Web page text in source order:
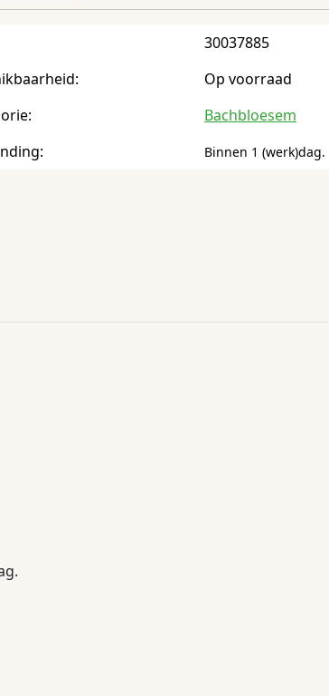
30037885
Op voorraad
Bachbloesem
Binnen 1 (werk)dag.